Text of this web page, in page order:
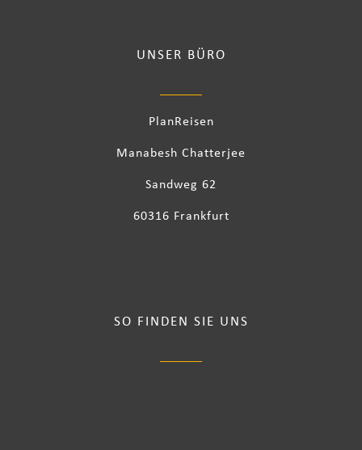
UNSER BÜRO
PlanReisen
Manabesh Chatterjee
Sandweg 62
60316 Frankfurt
SO FINDEN SIE UNS